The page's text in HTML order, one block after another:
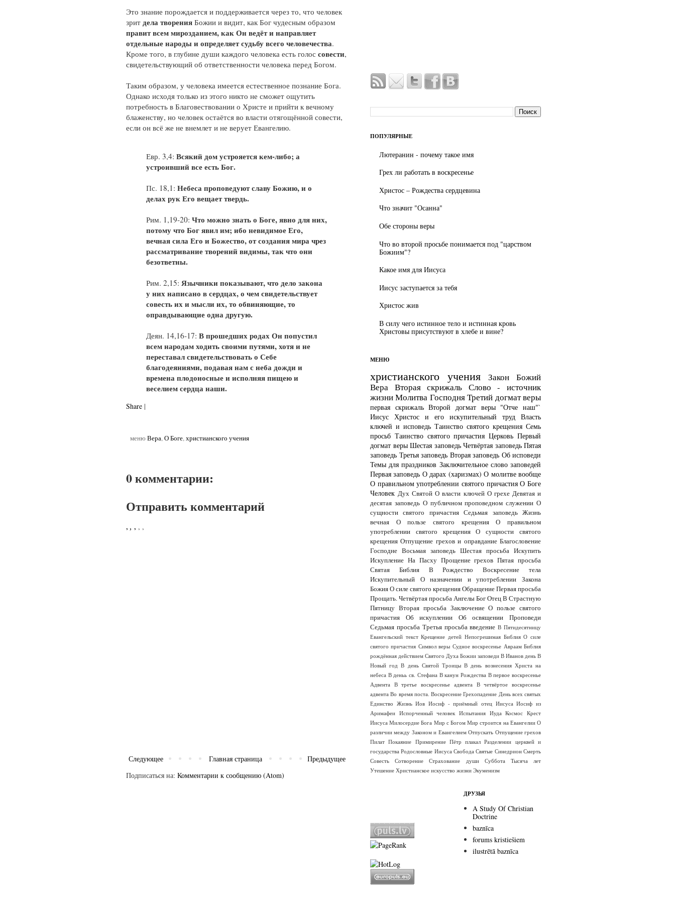
Это знание порождается и поддерживается через то, что человек
зрит дела творения Божии и видит, как Бог чудесным образом
правит всем мирозданием, как Он ведёт и направляет
отдельные народы и определяет судьбу всего человечества.
Кроме того, в глубине души каждого человека есть голос совести,
свидетельствующий об ответственности человека перед Богом.
Таким образом, у человека имеется естественное познание Бога.
Однако исходя только из этого никто не сможет ощутить
потребность в Благовествовании о Христе и прийти к вечному
блаженству, но человек остаётся во власти отягощённой совести,
если он всё же не внемлет и не верует Евангелию.
Евр. 3,4: Всякий дом устрояется кем-либо; а
устроивший все есть Бог.
Пс. 18,1: Небеса проповедуют славу Божию, и о
делах рук Его вещает твердь.
Рим. 1,19-20: Что можно знать о Боге, явно для них,
потому что Бог явил им; ибо невидимое Его,
вечная сила Его и Божество, от создания мира чрез
рассматривание творений видимы, так что они
безответны.
Рим. 2,15: Язычники показывают, что дело закона
у них написано в сердцах, о чем свидетельствует
совесть их и мысли их, то обвиняющие, то
оправдывающие одна другую.
Деян. 14,16-17: В прошедших родах Он попустил
всем народам ходить своими путями, хотя и не
переставал свидетельствовать о Себе
благодеяниями, подавая нам с неба дожди и
времена плодоносные и исполняя пищею и
веселием сердца наши.
Share |
меню Вера,О Боге,христианского учения
0 комментарии:
Отправить комментарий
, , , , ,
Следующее Предыдущее
Главная страница
Подписаться на: Комментарии к сообщению (Atom)
ПОПУЛЯРНЫЕ
Лютеранин - почему такое имя
Грех ли работать в воскресенье
Христос – Рождества сердцевина
Что значит "Осанна"
Обе стороны веры
Что во второй просьбе понимается под "царством
Божиим"?
Какое имя для Иисуса
Иисус заступается за тебя
Христос жив
В силу чего истинное тело и истинная кровь
Христовы присутствуют в хлебе и вине?
МЕНЮ
христианского учения
Закон Божий
Вера Вторая скрижаль Слово - источник
жизниМолитва ГосподняТретий догмат веры
первая скрижаль Второй догмат веры "Отче наш"`
Иисус Христос и его искупительный труд Власть
ключей и исповедь Таинство святого крещения Семь
просьб Таинство святого причастия Церковь Первый
догмат веры Шестая заповедь Четвёртая заповедь Пятая
заповедь Третья заповедь Вторая заповедь Об исповеди
Темы для праздников Заключительное слово заповедей
Первая заповедь О дарах (харизмах) О молитве вообще
О правильном употреблении святого причастия О Боге
Человек Дух Святой О власти ключей О грехе Девятая и
десятая заповедь О публичном проповедном служении О
сущности святого причастия Седьмая заповедь Жизнь
вечная
О пользе святого крещения
О правильном
употреблении святого крещения
О сущности святого
крещения Отпущение грехов и оправдание Благословение
Господне Восьмая заповедь Шестая просьба Искупить
Искупление На Пасху Прощение грехов Пятая просьба
Святая Библия
В Рождество
Воскресение тела
Искупительный
О назначении и употреблении Закона
БожияО силе святого крещенияОбращениеПервая просьба
Прощать.Четвёртая просьбаАнгелыБог ОтецВ Страстную
Пятницу Вторая просьба Заключение О пользе святого
причастия
Об искуплении Об освящении
Проповеди
Седьмая просьба Третья просьба введение В Пятидесятницу
Евангельский текст Крещение детей Непогрешимая Библия О силе
святого причастия Символ веры Судное воскресенье Авраам Библия
рождённая действием Святого Духа Божии заповеди В Иванов день В
Новый год В день Святой Троицы В день вознесения Христа на
небеса В деньь св. Стефана В канун Рождества В первое воскресенье
Адвента В третье воскресенье адвента В четвёртое воскресенье
адвента Во время поста. Воскресение Грехопадение День всех святых
Единство Жизнь Иов Иосиф - приёмный отец Иисуса Иосиф из
Аримафеи Испорченный человек Испытания Иуда Космос Крест
Иисуса Милосердие Бога Мир с Богом Мир строится на Евангелии О
различии между Законом и Евангелием Отпускать Отпущение грехов
Пилат Покаяние Примирение Пётр плакал Разделении церквей и
государства Родословные Иисуса Свобода Святые Синедрион Смерть
Совесть
Сотворение Страхование души Суббота
Тысяча лет
Утешение Христианское искусство жизни Экуменизм
ДРУЗЬЯ
A Study Of Christian
Doctrine
baznīca
forums kristiešiem
ilustrētā baznīca